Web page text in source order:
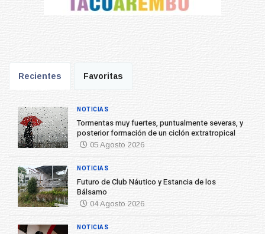
Recientes Favoritas
Tormentas muy fuertes, puntualmente severas, y
posterior formación de un ciclón extratropical
05 Agosto 2026
NOTICIAS
Futuro de Club Náutico y Estancia de los
Bálsamo
04 Agosto 2026
NOTICIAS
NOTICIAS